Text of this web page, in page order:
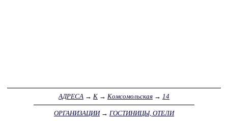
АДРЕСА → К → Комсомольская → 14
ОРГАНИЗАЦИИ→ ГОСТИНИЦЫ, ОТЕЛИ